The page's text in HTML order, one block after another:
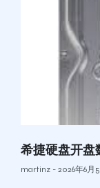
希捷硬盘开盘
martinz 2026年6月